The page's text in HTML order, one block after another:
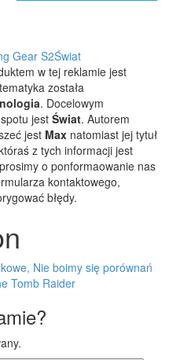
Gear S2Świat
w tej reklamie jest
została
. Docelowym
jest Świat. Autorem
jest Max natomiast jej tytuł
z tych informacji jest
o ponformaowanie nas
kontaktowego,
błędy.
Nie boimy się porównań
Tomb Raider